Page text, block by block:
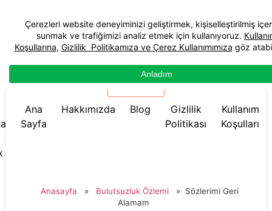
☰ Menü
Ana
Sayfa
Hakkımızda Blog
Gizlilik
Politikası
Kullanım
Koşulları
Anasayfa » Bulutsuzluk Özlemi »
Sözlerimi Geri
Alamam